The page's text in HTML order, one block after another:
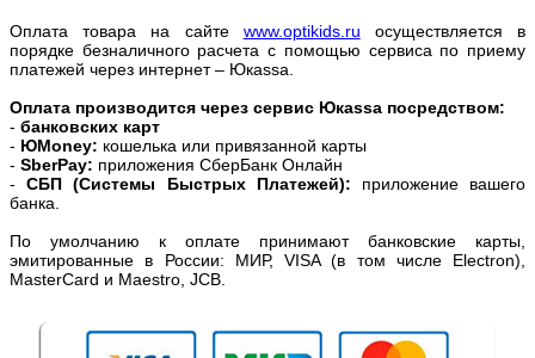
Оплата товара на сайте www.optikids.ru осуществляется в
порядке безналичного расчета с помощью сервиса по приему
платежей через интернет – Юкаssa.
Оплата производится через сервис Юкаssa посредством:
- банковских карт
- ЮMoney: кошелька или привязанной карты
- SberPay: приложения СберБанк Онлайн
-СБП (Системы Быстрых Платежей): приложение вашего
банка.
По умолчанию к оплате принимают банковские карты,
эмитированные в России: МИР, VISA (в том числе Electron),
MasterCard и Maestro, JCB.